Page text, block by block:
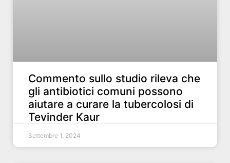
Commento sullo studio rileva che
gli antibiotici comuni possono
aiutare a curare la tubercolosi di
Tevinder Kaur
Settembre 1, 2024